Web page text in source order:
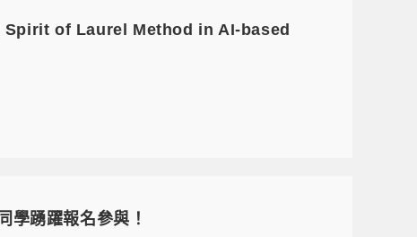
Spirit of Laurel Method in AI-based
學踴躍報名參與！